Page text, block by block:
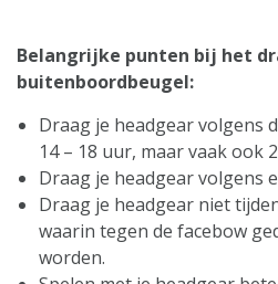
Belangrijke punten bij het
buitenboordbeugel:
Draag je headgear volgens
14 – 18 uur, maar vaak ook
Draag je headgear volgens
Draag je headgear niet
waarin tegen de facebow
worden.